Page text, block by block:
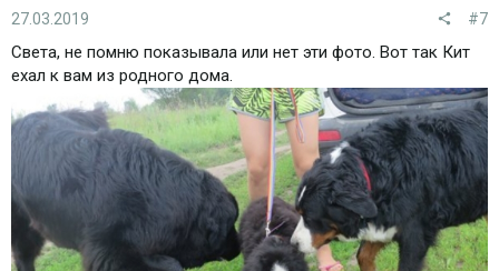
27.03.2019 #7
Света, не помню показывала или нет эти фото. Вот так Кит
ехал к вам из родного дома.